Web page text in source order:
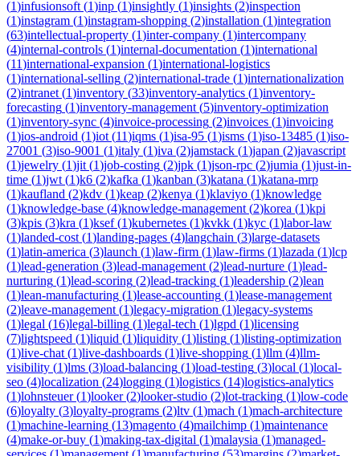
(1)infusionsoft (1)inp (1)insightly (1)insights (2)inspection
(1)instagram (1)instagram-shopping (2)installation (1)integration
(63)intellectual-property (1)inter-company (1)intercompany
(4)internal-controls (1)internal-documentation (1)international
(11)international-expansion (1)international-logistics
(1)international-selling (2)international-trade (1)internationalization
(2)intranet (1)inventory (33)inventory-analytics (1)inventory-
forecasting (1)inventory-management (5)inventory-optimization
(1)inventory-sync (4)invoice-processing (2)invoices (1)invoicing
(1)ios-android (1)iot (11)iqms (1)isa-95 (1)isms (1)iso-13485 (1)iso-
27001 (3)iso-9001 (1)italy (1)iva (2)jamstack (1)japan (2)javascript
(1)jewelry (1)jit (1)job-costing (2)jpk (1)json-rpc (2)jumia (1)just-in-
time (1)jwt (1)k6 (2)kafka (1)kanban (3)katana (1)katana-mrp
(1)kaufland (2)kdv (1)keap (2)kenya (1)klaviyo (1)knowledge
(1)knowledge-base (4)knowledge-management (2)korea (1)kpi
(3)kpis (3)kra (1)ksef(1)kubernetes (1)kvkk (1)kyc (1)labor-law
(1)landed-cost (1)landing-pages (4)langchain (3)large-datasets
(1)latin-america (3)launch (1)law-firm (1)law-firms (1)lazada (1)lcp
(1)lead-generation (3)lead-management (2)lead-nurture (1)lead-
nurturing (1)lead-scoring (2)lead-tracking (1)leadership (2)lean
(1)lean-manufacturing (1)lease-accounting (1)lease-management
(2)leave-management (1)legacy-migration (1)legacy-systems
(1)legal (16)legal-billing (1)legal-tech (1)lgpd (1)licensing
(7)lightspeed (1)liquid (1)liquidity (1)listing (1)listing-optimization
(1)live-chat (1)live-dashboards (1)live-shopping (1)llm (4)llm-
visibility (1)lms (3)load-balancing (1)load-testing (3)local (1)local-
seo (4)localization (24)logging (1)logistics (14)logistics-analytics
(1)lohnsteuer(1)looker(2)looker-studio (2)lot-tracking (1)low-code
(6)loyalty (3)loyalty-programs (2)ltv (1)mach (1)mach-architecture
(1)machine-learning (13)magento (4)mailchimp (1)maintenance
(4)make-or-buy (1)making-tax-digital (1)malaysia (1)managed-